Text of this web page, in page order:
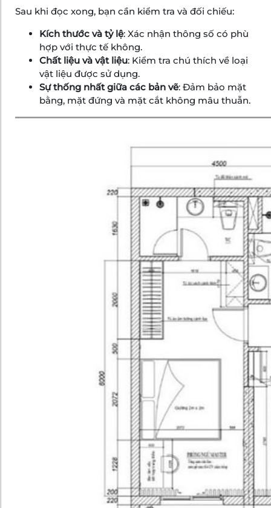
Sau khi đọc xong, bạn cần kiểm tra và đối chiếu:
Kích thước và tỷ lệ: Xác nhận thông số có phù
hợp với thực tế không.
Chất liệu và vật liệu: Kiểm tra chú thích về loại
vật liệu được sử dụng.
Sự thống nhất giữa các bản vẽ: Đảm bảo mặt
bằng, mặt đứng và mặt cắt không mâu thuẫn.